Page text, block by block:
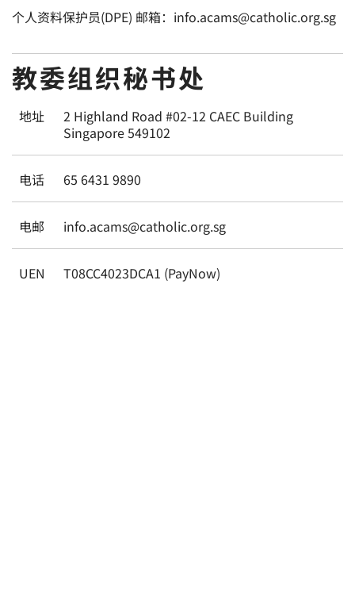
个人资料保护员(DPE) 邮箱：info.acams@catholic.org.sg
教委组织秘书处
地址
2 Highland Road #02-12 CAEC Building
Singapore 549102
电话 65 6431 9890
电邮 info.acams@catholic.org.sg
UEN T08CC4023DCA1 (PayNow)